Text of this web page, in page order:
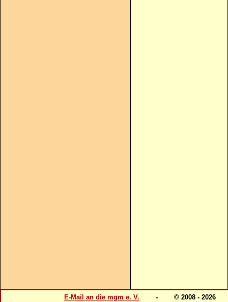
E-Mail an die mgm e. V. - © 2008 -